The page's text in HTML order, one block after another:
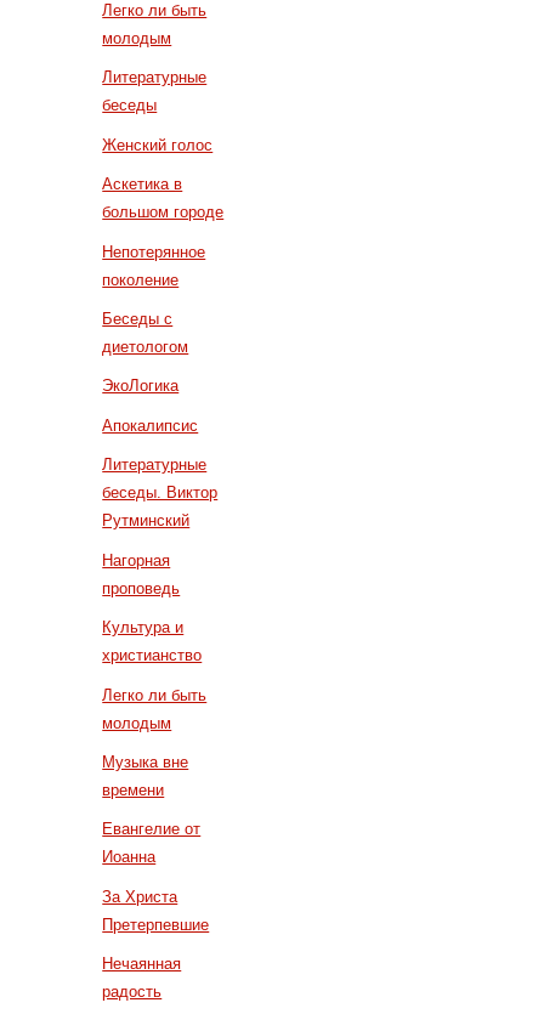
Легко ли быть
молодым
Литературные
беседы
Женский голос
Аскетика в
большом городе
Непотерянное
поколение
Беседы с
диетологом
ЭкоЛогика
Апокалипсис
Литературные
беседы. Виктор
Рутминский
Нагорная
проповедь
Культура и
христианство
Легко ли быть
молодым
Музыка вне
времени
Евангелие от
Иоанна
За Христа
Претерпевшие
Нечаянная
радость